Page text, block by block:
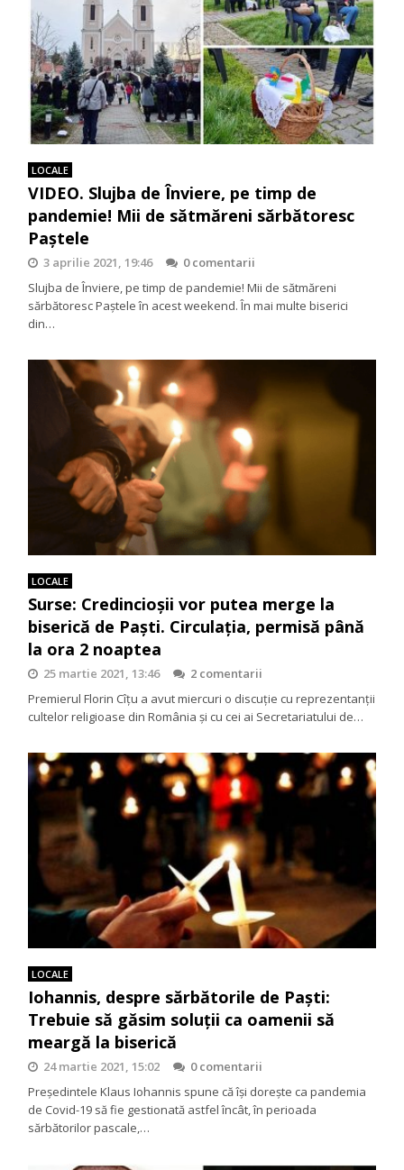
LOCALE
VIDEO. Slujba de Înviere, pe timp de
pandemie! Mii de sătmăreni sărbătoresc
Paștele
3 aprilie 2021, 19:46
0 comentarii
Slujba de Înviere, pe timp de pandemie! Mii de sătmăreni
sărbătoresc Paștele în acest weekend. În mai multe biserici
din…
LOCALE
Surse: Credincioșii vor putea merge la
biserică de Paști. Circulația, permisă până
la ora 2 noaptea
25 martie 2021, 13:46
2 comentarii
Premierul Florin Cîțu a avut miercuri o discuție cu reprezentanții
cultelor religioase din România și cu cei ai Secretariatului de…
LOCALE
Iohannis, despre sărbătorile de Paști:
Trebuie să găsim soluții ca oamenii să
meargă la biserică
24 martie 2021, 15:02
0 comentarii
Președintele Klaus Iohannis spune că își dorește ca pandemia
de Covid-19 să fie gestionată astfel încât, în perioada
sărbătorilor pascale,…